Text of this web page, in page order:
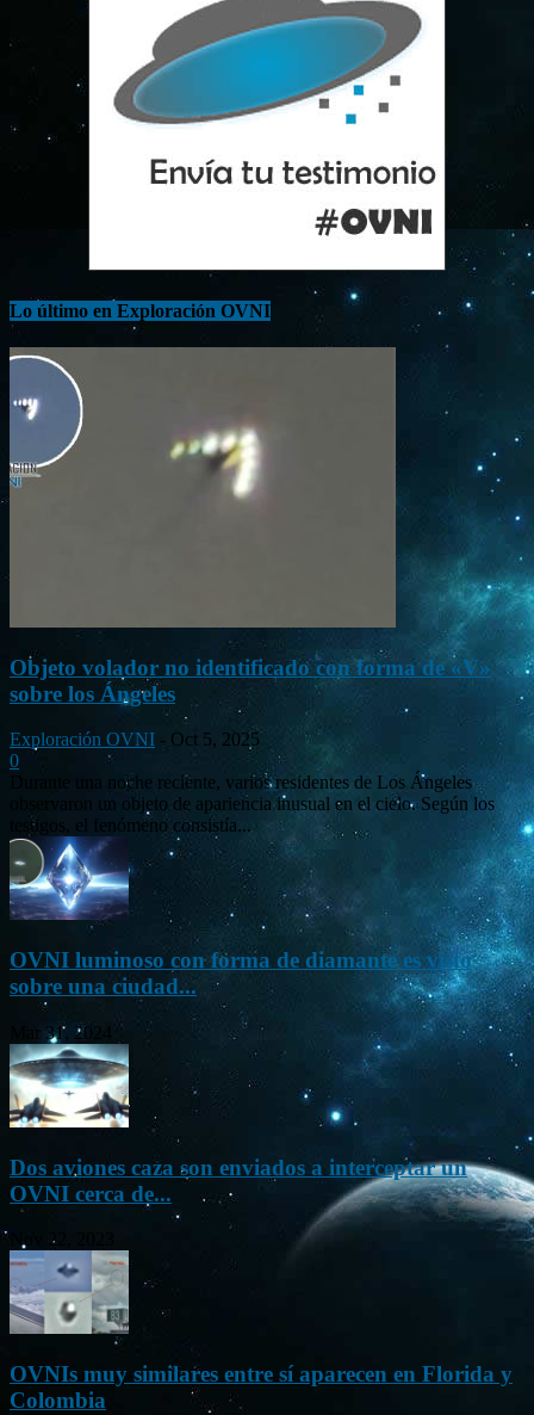
Lo último en Exploración OVNI
Objeto volador no identificado con forma de «V»
sobre los Ángeles
Exploración OVNI - Oct 5, 2025
0
Durante una noche reciente, varios residentes de Los Ángeles
observaron un objeto de apariencia inusual en el cielo. Según los
testigos, el fenómeno consistía...
OVNI luminoso con forma de diamante es visto
sobre una ciudad...
Mar 31, 2024
Dos aviones caza son enviados a interceptar un
OVNI cerca de...
Nov 22, 2023
OVNIs muy similares entre sí aparecen en Florida y
Colombia